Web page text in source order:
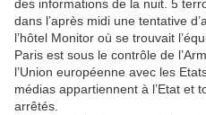
des informations de la nuit. 5
dans l’après midi une tentative
l’hôtel Monitor où se trouvait
Paris est sous le contrôle de
l’Union européenne avec les
médias appartiennent à l’Etat et
arrêtés.